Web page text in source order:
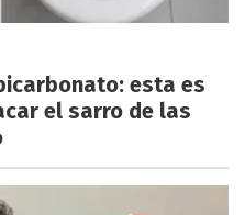
esta es
el sarro de las